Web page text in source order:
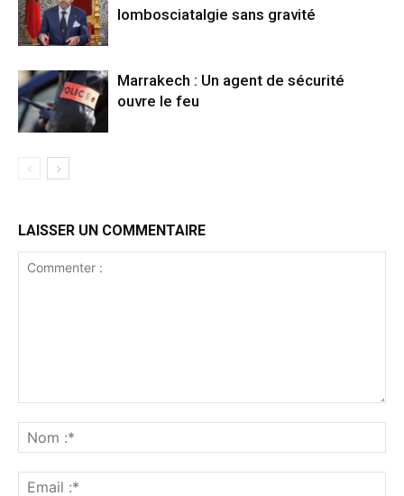
lombosciatalgie sans gravité
Marrakech : Un agent de sécurité
ouvre le feu
LAISSER UN COMMENTAIRE